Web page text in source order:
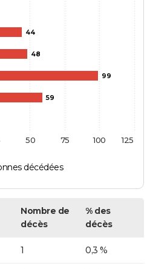
44
48
99
59
décédées
100
50 75 125
Nombre de
décès
% des
décès
1 0,3 %